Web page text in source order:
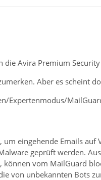
die Avira Premium
Aber es scheint
Expertenmodus/
um eingehende Emails
geprüft werden.
können vom MailGuard
von unbekannten Bots